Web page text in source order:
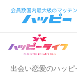
出会い恋愛のハッピ